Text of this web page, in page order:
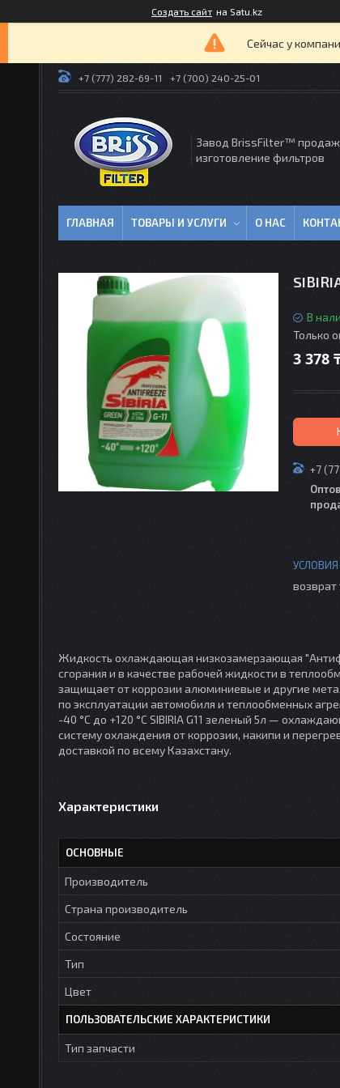
Создать сайт на Satu.kz
Сейчас у
+7 (777) 282-69-11 +7 (700) 240-25-01
Завод BrissFilter™
изготовление фильтров
ГЛАВНАЯ ТОВАРЫ И УСЛУГИ О НАС
В
Только
3 378
+7
возврат
Жидкость охлаждающая низкозамерзающая
сгорания и в качестве рабочей жидкости в
защищает от коррозии алюминиевые и другие
по эксплуатации автомобиля и теплообменных
-40 °С до +120 °С SIBIRIA G11 зеленый 5л —
систему охлаждения от коррозии, накипи и
доставкой по всему Казахстану.
Характеристики
ОСНОВНЫЕ
Производитель
Страна производитель
Состояние
Тип
Цвет
ПОЛЬЗОВАТЕЛЬСКИЕ ХАРАКТЕРИСТИКИ
Тип запчасти